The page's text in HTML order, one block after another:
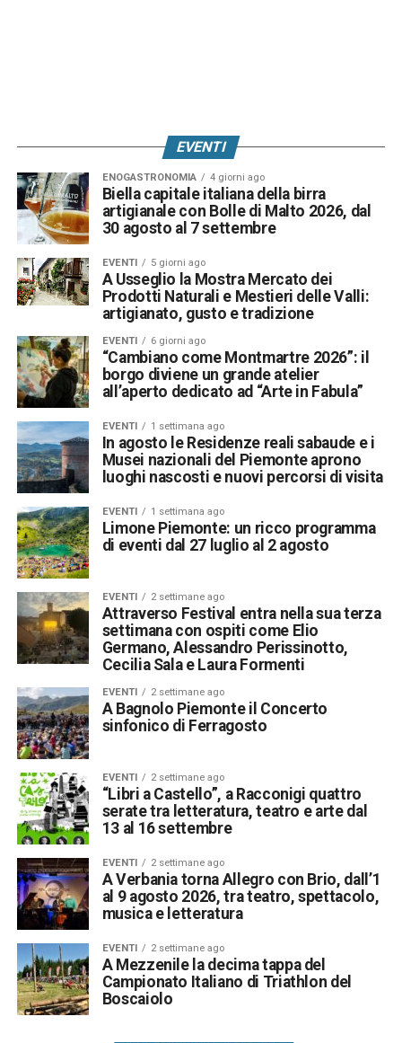
EVENTI
ENOGASTRONOMIA 4 giorni ago
Biella capitale italiana della birra
artigianale con Bolle di Malto 2026, dal
30 agosto al 7 settembre
EVENTI 5 giorni ago
A Usseglio la Mostra Mercato dei
Prodotti Naturali e Mestieri delle Valli:
artigianato, gusto e tradizione
EVENTI 6 giorni ago
“Cambiano come Montmartre 2026”: il
borgo diviene un grande atelier
all’aperto dedicato ad “Arte in Fabula”
EVENTI 1 settimana ago
In agosto le Residenze reali sabaude e i
Musei nazionali del Piemonte aprono
luoghi nascosti e nuovi percorsi di visita
EVENTI 1 settimana ago
Limone Piemonte: un ricco programma
di eventi dal 27 luglio al 2 agosto
EVENTI 2 settimane ago
Attraverso Festival entra nella sua terza
settimana con ospiti come Elio
Germano, Alessandro Perissinotto,
Cecilia Sala e Laura Formenti
EVENTI 2 settimane ago
A Bagnolo Piemonte il Concerto
sinfonico di Ferragosto
EVENTI 2 settimane ago
“Libri a Castello”, a Racconigi quattro
serate tra letteratura, teatro e arte dal
13 al 16 settembre
EVENTI 2 settimane ago
A Verbania torna Allegro con Brio, dall’1
al 9 agosto 2026, tra teatro, spettacolo,
musica e letteratura
EVENTI 2 settimane ago
A Mezzenile la decima tappa del
Campionato Italiano di Triathlon del
Boscaiolo